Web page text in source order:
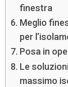
finestra
Meglio
per
Posa in
Le
massimo